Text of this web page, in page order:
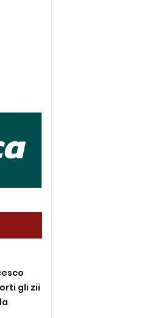
gli zii